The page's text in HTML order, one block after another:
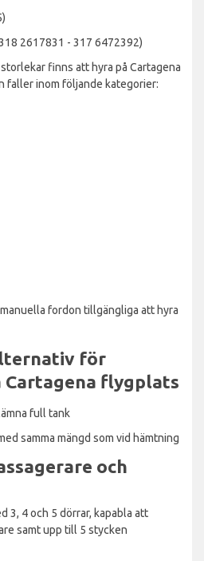
2617831 - 317 6472392)
finns att hyra på Cartagena
faller inom följande kategorier:
fordon tillgängliga att hyra
för
flygplats
full tank
samma mängd som vid hämtning
och
3, 4 och 5 dörrar, kapabla att
samt upp till 5 stycken